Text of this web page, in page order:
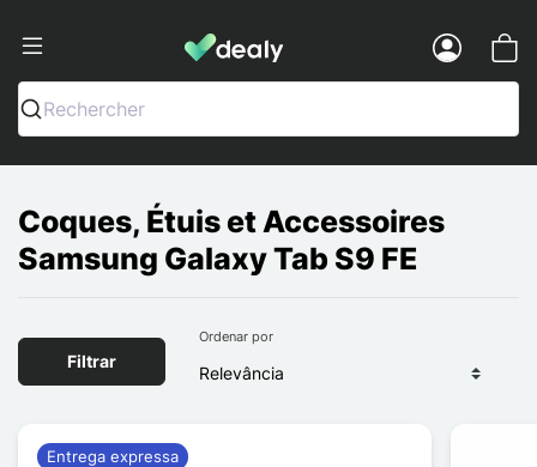
Dealy - Capas e acessórios para
Rechercher
Coques, Étuis et Accessoires
Samsung Galaxy Tab S9 FE
Filtrar
Ordenar por
Entrega expressa